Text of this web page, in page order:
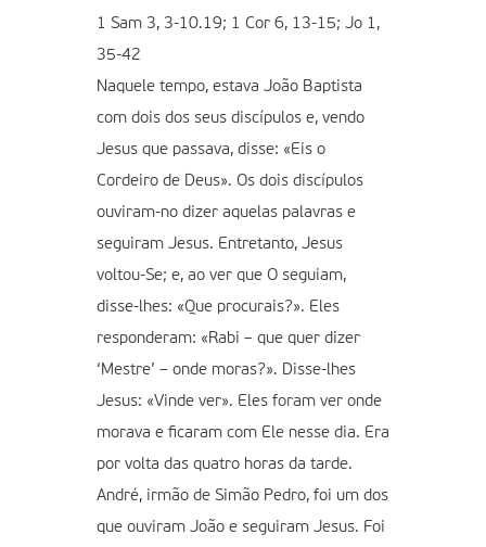
1 Sam 3, 3-10.19; 1 Cor 6, 13-15; Jo 1,
35-42
Naquele tempo, estava João Baptista
com dois dos seus discípulos e, vendo
Jesus que passava, disse: «Eis o
Cordeiro de Deus». Os dois discípulos
ouviram-no dizer aquelas palavras e
seguiram Jesus. Entretanto, Jesus
voltou-Se; e, ao ver que O seguiam,
disse-lhes: «Que procurais?». Eles
responderam: «Rabi – que quer dizer
‘Mestre’ – onde moras?». Disse-lhes
Jesus: «Vinde ver». Eles foram ver onde
morava e ficaram com Ele nesse dia. Era
por volta das quatro horas da tarde.
André, irmão de Simão Pedro, foi um dos
que ouviram João e seguiram Jesus. Foi